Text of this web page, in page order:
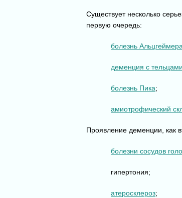
Существует несколько
первую очередь:
болезнь
деменция с
болезнь Пика;
амиотрофический
Проявление деменции, как
болезни сосудов
гипертония;
атеросклероз;